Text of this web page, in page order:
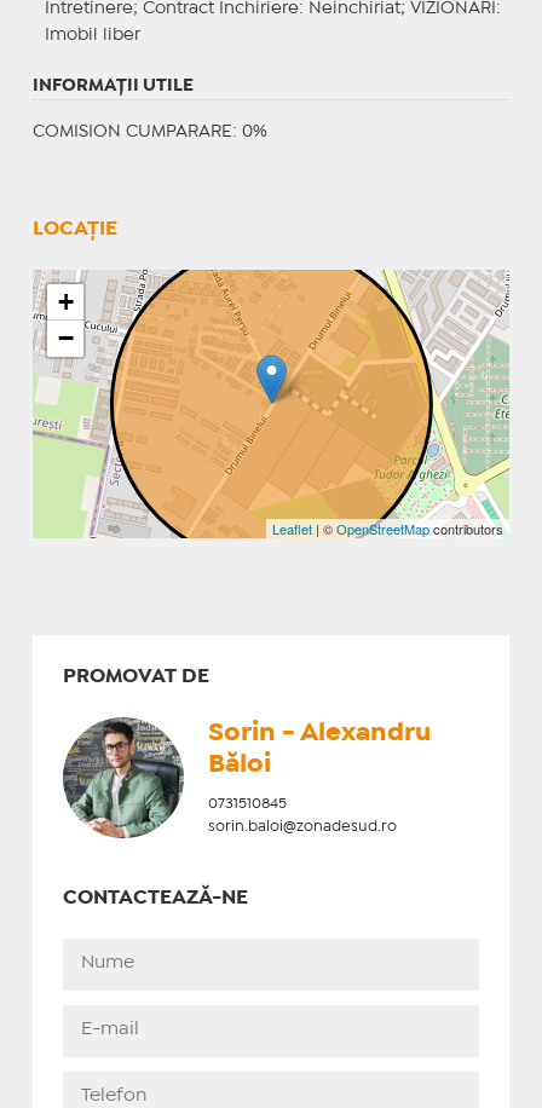
Intretinere; Contract Inchiriere: Neinchiriat; VIZIONARI :
Imobil liber
INFORMAŢII UTILE
COMISION CUMPARARE: 0%
LOCAȚIE
+
−
Leaflet | ©OpenStreetMapcontributors
PROMOVAT DE
Sorin - Alexandru
Băloi
0731510845
sorin.baloi@zonadesud.ro
CONTACTEAZĂ-NE